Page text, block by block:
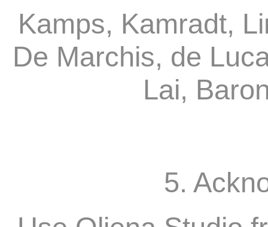
Kamps, Kamradt,
De Marchis, de
Lai,
5.